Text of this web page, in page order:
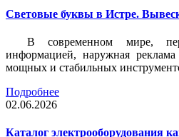
Световые буквы в Истре.
В современном мире,
информацией, наружная
мощных и стабильных
Подробнее
02.06.2026
Каталог электрооборудования